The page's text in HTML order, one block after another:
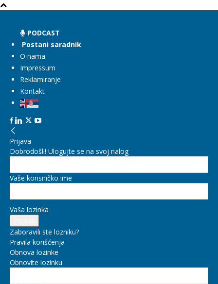
PODCAST
Postani saradnik
O nama
Impressum
Reklamiranje
Kontakt
Prijava
Dobrodošli! Ulogujte se na svoj nalog
Vaše korisničko ime
Vaša lozinka
Zaboravili ste lozniku?
Pravila korišćenja
Obnova lozinke
Obnovite lozinku